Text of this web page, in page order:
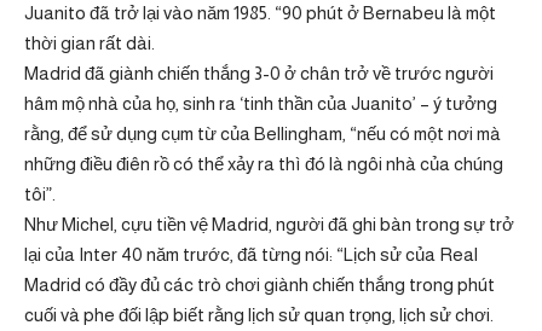
Juanito đã trở lại vào năm 1985. “90 phút ở Bernabeu là một
thời gian rất dài.
Madrid đã giành chiến thắng 3-0 ở chân trở về trước người
hâm mộ nhà của họ, sinh ra ‘tinh thần của Juanito’ – ý tưởng
rằng, để sử dụng cụm từ của Bellingham, “nếu có một nơi mà
những điều điên rồ có thể xảy ra thì đó là ngôi nhà của chúng
tôi”.
Như Michel, cựu tiền vệ Madrid, người đã ghi bàn trong sự trở
lại của Inter 40 năm trước, đã từng nói: “Lịch sử của Real
Madrid có đầy đủ các trò chơi giành chiến thắng trong phút
cuối và phe đối lập biết rằng lịch sử quan trọng, lịch sử chơi.